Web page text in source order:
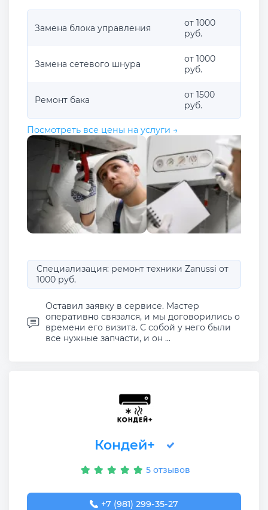
Замена блока управления
от 1000
руб.
Замена сетевого шнура
от 1000
руб.
Ремонт бака
от 1500
руб.
Посмотреть все цены на услуги →
Специализация: ремонт техники Zanussi от
1000 руб.
Оставил заявку в сервисе. Мастер
оперативно связался, и мы договорились о
времени его визита. С собой у него были
все нужные запчасти, и он ...
Кондей+
5 отзывов
+7 (981) 299-35-27